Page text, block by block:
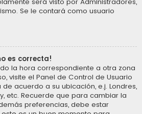
Se le contará como usuario
es correcta!
la hora correspondiente a otra zona
visite el Panel de Control de Usuario
acuerdo a su ubicación, e.j. Londres,
etc. Recuerde que para cambiar la
preferencias, debe estar